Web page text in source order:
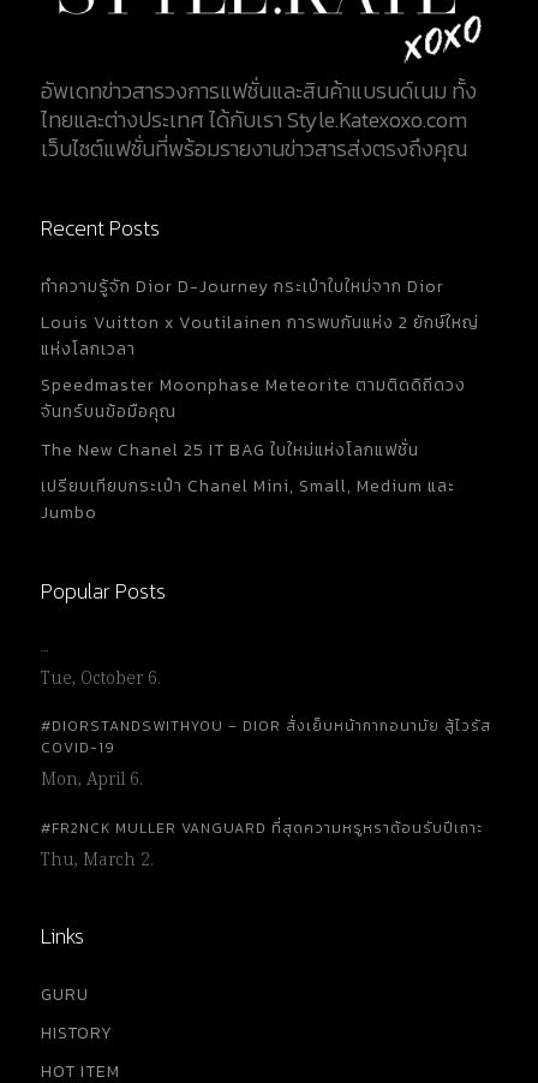
อัพเดทข่าวสารวงการแฟชั่นและสินค้าแบรนด์เนม ทั้ง
ไทยและต่างประเทศ ได้กับเรา Style.Katexoxo.com
เว็บไซต์แฟชั่นที่พร้อมรายงานข่าวสารส่งตรงถึงคุณ
Recent Posts
ทำความรู้จัก Dior D-Journey กระเป๋าใบใหม่จาก Dior
Louis Vuitton x Voutilainen การพบกันแห่ง 2 ยักษ์ใหญ่
แห่งโลกเวลา
Speedmaster Moonphase Meteorite ตามติดดิถีดวง
จันทร์บนข้อมือคุณ
The New Chanel 25 IT BAG ใบใหม่แห่งโลกแฟชั่น
เปรียบเทียบกระเป๋า Chanel Mini, Small, Medium และ
Jumbo
Popular Posts
…
Tue, October 6.
#DIORSTANDSWITHYOU – DIOR สั่งเย็บหน้ากากอนามัย สู้ไวรัส
COVID-19
Mon, April 6.
#FR2NCK MULLER VANGUARD ที่สุดความหรูหราต้อนรับปีเถาะ
Thu, March 2.
Links
GURU
HISTORY
HOT ITEM